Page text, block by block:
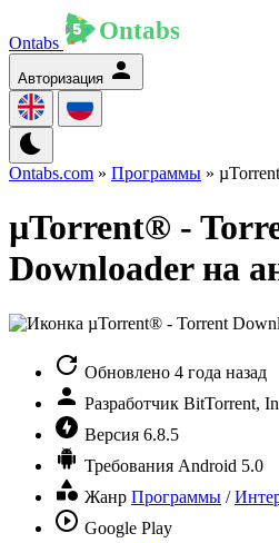
Ontabs
Авторизация
Ontabs.com » Программы »
µTorrent® -
Downloader на
Обновлено 4 года назад
Разработчик BitTorrent,
Версия 6.8.5
Требования Android 5.0
Жанр Программы /
Google Play